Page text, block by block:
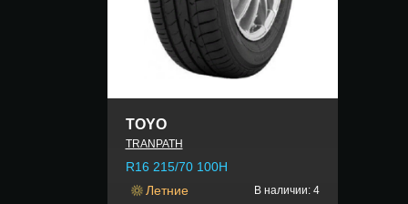
TOYO
TRANPATH
R16 215/70 100H
Летние
В наличии: 4